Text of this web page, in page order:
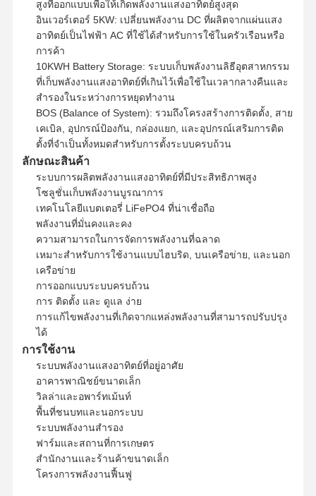
ระบบจัดเก็บพลังงาน
ระบบจัดการพลังงานบ้าน
สูงที่ออกแบบเพื่อให้เกิดพลังงานแสงอาทิตย์สูงสุด
อินเวอร์เตอร์ 5KW: เปลี่ยนพลังงาน DC ที่ผลิตจากแผ่นแสง
อาทิตย์เป็นไฟฟ้า AC ที่ใช้ได้สําหรับการใช้ในครัวเรือนหรือ
การค้า
10KWH Battery Storage: ระบบเก็บพลังงานลิธีอุตสาหกรรม
ที่เก็บพลังงานแสงอาทิตย์ที่เกินไว้เพื่อใช้ในเวลากลางคืนและ
สํารองในระหว่างการหยุดทํางาน
BOS (Balance of System): รวมถึงโครงสร้างการติดตั้ง, สาย
เคเบิล, อุปกรณ์ป้องกัน, กล่องแยก, และอุปกรณ์เสริมการติด
ตั้งที่จําเป็นทั้งหมดสําหรับการตั้งระบบครบถ้วน
ลักษณะสินค้า
ระบบการผลิตพลังงานแสงอาทิตย์ที่มีประสิทธิภาพสูง
โซลูชั่นเก็บพลังงานบูรณาการ
เทคโนโลยีแบตเตอรี่ LiFePO4 ที่น่าเชื่อถือ
พลังงานที่มั่นคงและคง
ความสามารถในการจัดการพลังงานที่ฉลาด
เหมาะสําหรับการใช้งานแบบไฮบริด, บนเครือข่าย, และนอก
เครือข่าย
การออกแบบระบบครบถ้วน
การ ติดตั้ง และ ดูแล ง่าย
การแก้ไขพลังงานที่เกิดจากแหล่งพลังงานที่สามารถปรับปรุง
ได้
การใช้งาน
ระบบพลังงานแสงอาทิตย์ที่อยู่อาศัย
อาคารพาณิชย์ขนาดเล็ก
วิลล่าและอพาร์ทเม้นท์
พื้นที่ชนบทและนอกระบบ
ระบบพลังงานสํารอง
ฟาร์มและสถานที่การเกษตร
สํานักงานและร้านค้าขนาดเล็ก
โครงการพลังงานฟื้นฟู